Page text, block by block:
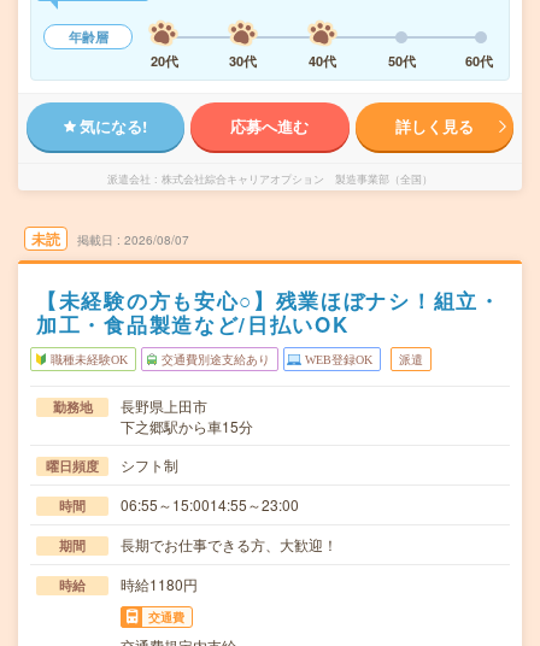
年齢層
20代
30代 40代 50代 60代
気になる! 応募へ進む 詳しく見る
派遣会社 株式会社綜合キャリアオプション 製造事業部（全国）
未読 掲載日 2026/08/07
【未経験の方も安心○】残業ほぼナシ！組立・
加工・食品製造など/日払いOK
職種未経験OK 交通費別途支給あり WEB登録OK 派遣
勤務地
長野県上田市
下之郷駅から車15分
曜日頻度 シフト制
時間 06:55～15:0014:55～23:00
期間 長期でお仕事できる方、大歓迎！
時給 時給1180円
交通費